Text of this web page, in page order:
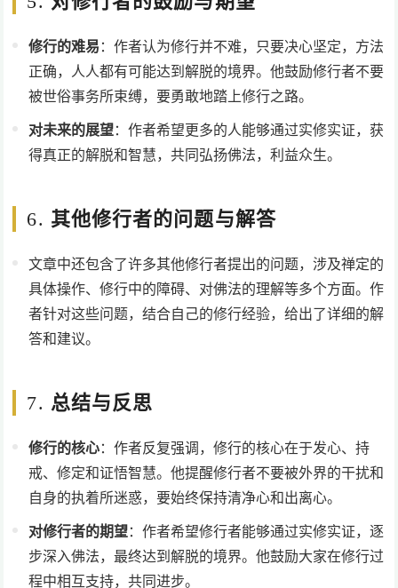
修行的难易：作者认为修行并不难，只要决心坚定，方法
正确，人人都有可能达到解脱的境界。他鼓励修行者不要
被世俗事务所束缚，要勇敢地踏上修行之路。
对未来的展望：作者希望更多的人能够通过实修实证，获
得真正的解脱和智慧，共同弘扬佛法，利益众生。
6. 其他修行者的问题与解答
文章中还包含了许多其他修行者提出的问题，涉及禅定的
具体操作、修行中的障碍、对佛法的理解等多个方面。作
者针对这些问题，结合自己的修行经验，给出了详细的解
答和建议。
7. 总结与反思
修行的核心：作者反复强调，修行的核心在于发心、持
戒、修定和证悟智慧。他提醒修行者不要被外界的干扰和
自身的执着所迷惑，要始终保持清净心和出离心。
对修行者的期望：作者希望修行者能够通过实修实证，逐
步深入佛法，最终达到解脱的境界。他鼓励大家在修行过
程中相互支持，共同进步。